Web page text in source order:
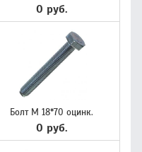
0 руб.
Болт М 18*70 оцинк.
0 руб.